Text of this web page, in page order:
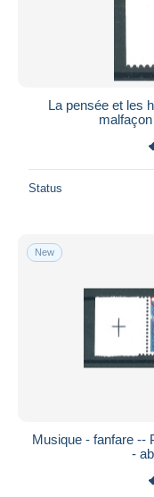
La pensée et les
Status
New
Musique - fanfare --
-